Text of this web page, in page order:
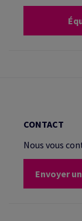
CONTACT
Nous vous
Envoyer